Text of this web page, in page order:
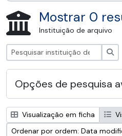
Mostrar 0
Instituição de arquivo
Opções de pesquisa
Visualização em ficha
Ordenar por ordem: Data